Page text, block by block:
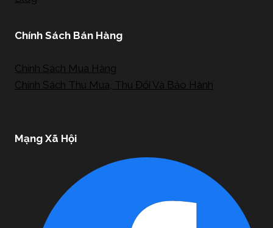
Chính Sách Bán Hàng
Chính Sách Mua Hàng
Chính Sách Thu Mua, Thu Đổi Và Bảo Hành
Mạng Xã Hội